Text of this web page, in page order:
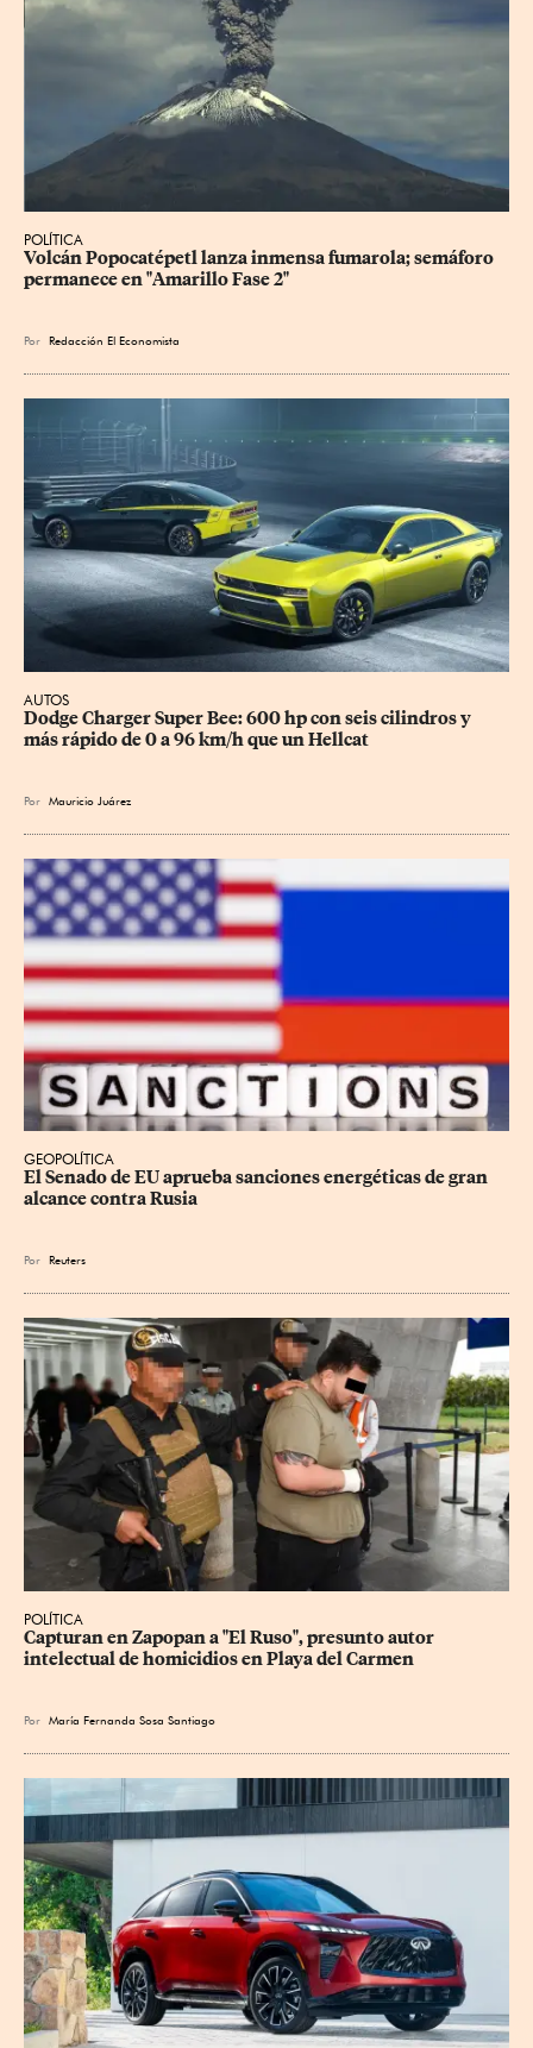
POLÍTICA
Volcán Popocatépetl lanza inmensa fumarola; semáforo
permanece en "Amarillo Fase 2"
Por Redacción El Economista
AUTOS
Dodge Charger Super Bee: 600 hp con seis cilindros y
más rápido de 0 a 96 km/h que un Hellcat
Por Mauricio Juárez
GEOPOLÍTICA
El Senado de EU aprueba sanciones energéticas de gran
alcance contra Rusia
Por Reuters
POLÍTICA
Capturan en Zapopan a "El Ruso", presunto autor
intelectual de homicidios en Playa del Carmen
Por María Fernanda Sosa Santiago